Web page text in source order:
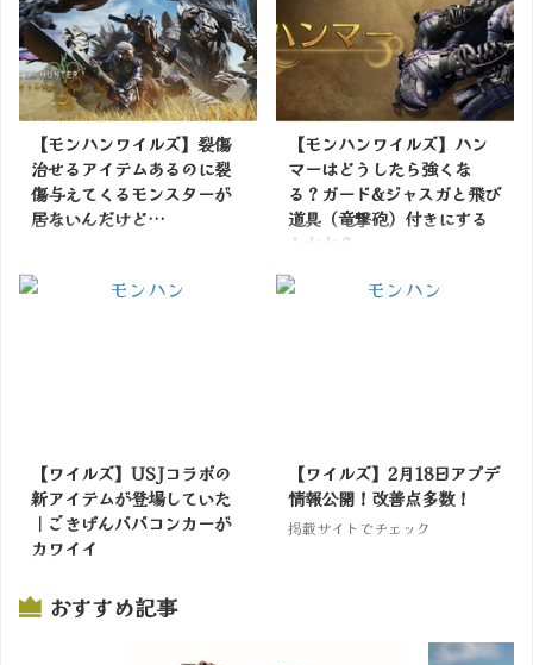
【モンハンワイルズ】裂傷
治せるアイテムあるのに裂
傷与えてくるモンスターが
居ないんだけど…
【モンハンワイルズ】ハン
マーはどうしたら強くな
る？ガード&ジャスガと飛び
道具（竜撃砲）付きにする
とかか？
掲載サイトでチェック
【ワイルズ】USJコラボの
新アイテムが登場していた
｜ごきげんババコンカーが
カワイイ
【ワイルズ】2月18日アプデ
情報公開！改善点多数！
掲載サイトでチェック
おすすめ記事